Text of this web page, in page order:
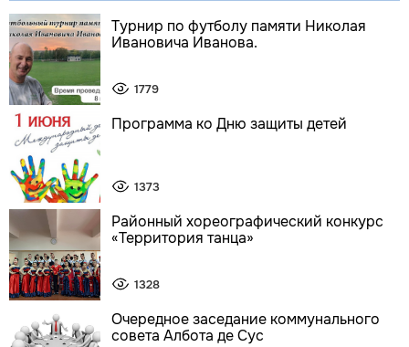
Турнир по футболу памяти Николая
Ивановича Иванова.
1779
Программа ко Дню защиты детей
1373
Районный хореографический конкурс
«Территория танца»
1328
Очередное заседание коммунального
совета Албота де Сус